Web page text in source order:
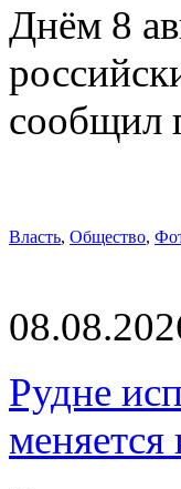
Днём 8
сообщил
Власть, Общество,
Рудне